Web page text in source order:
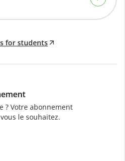
for students
? Votre abonnement
le souhaitez.